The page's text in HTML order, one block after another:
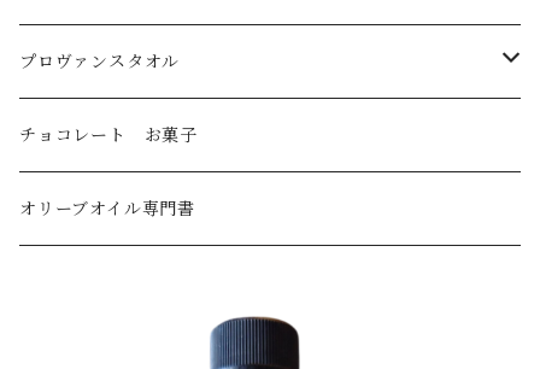
オリーブオイル・ミディアム
オリーブオイル・ミディアムストロング～ストロング
プロヴァンスタオル
刺繍ラウンドタオル
刺繍キッチンタオル
チョコレート お菓子
オリーブオイル専門書